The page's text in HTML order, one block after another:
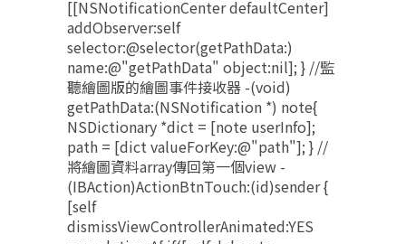
[[NSNotificationCenter defaultCenter]
addObserver:self
selector:@selector(getPathData:)
name:@"getPathData" object:nil]; } //監
聽繪圖版的繪圖事件接收器 -(void)
getPathData:(NSNotification *) note{
NSDictionary *dict = [note userInfo];
path = [dict valueForKey:@"path"]; } //
將繪圖資料array傳回第一個view -
(IBAction)ActionBtnTouch:(id)sender {
[self
dismissViewControllerAnimated:YES